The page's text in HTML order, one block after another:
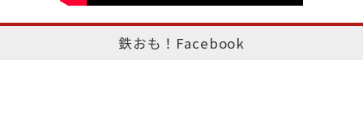
鉄おも！Facebook